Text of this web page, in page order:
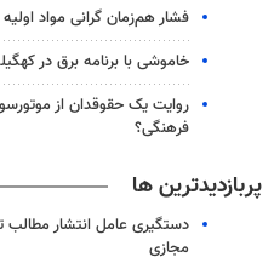
فشار هم‌زمان گرانی مواد
خاموشی با برنامه برق در
روایت یک حقوقدان از
فرهنگی؟
پربازدیدترین ها
دستگیری عامل انتشار مطالب
مجازی